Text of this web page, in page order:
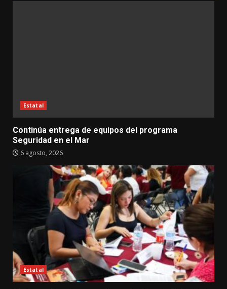
Estatal
Continúa entrega de equipos del programa
Seguridad en el Mar
6 agosto, 2026
Estatal